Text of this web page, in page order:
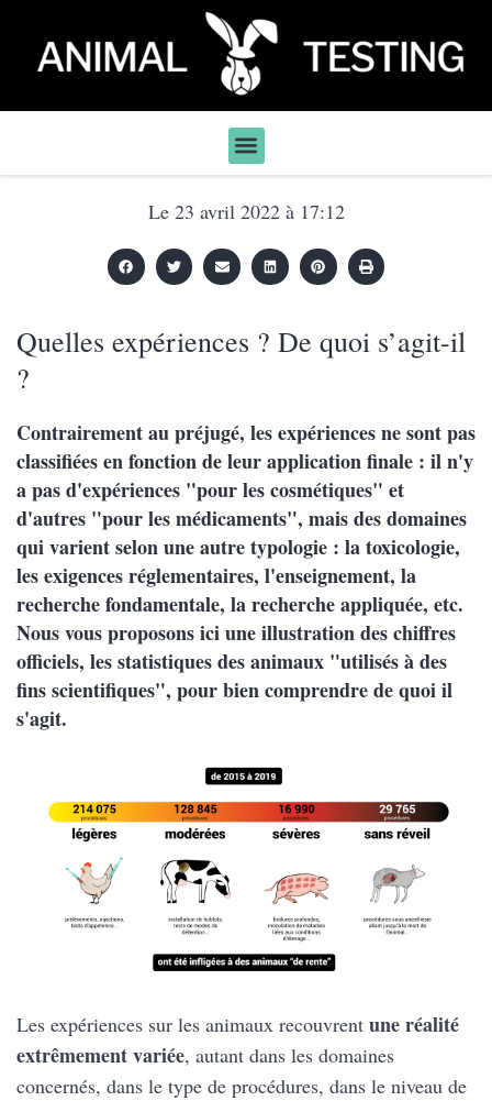
Le 23 avril 2022 à 17:12
Quelles expériences ? De quoi s’agit-il
?
Contrairement au préjugé, les expériences ne sont pas
classifiées en fonction de leur application finale : il n'y
a pas d'expériences "pour les cosmétiques" et
d'autres "pour les médicaments", mais des domaines
qui varient selon une autre typologie : la toxicologie,
les exigences réglementaires, l'enseignement, la
recherche fondamentale, la recherche appliquée, etc.
Nous vous proposons ici une illustration des chiffres
officiels, les statistiques des animaux "utilisés à des
fins scientifiques", pour bien comprendre de quoi il
s'agit.
Les expériences sur les animaux recouvrent une réalité
extrêmement variée, autant dans les domaines
concernés, dans le type de procédures, dans le niveau de